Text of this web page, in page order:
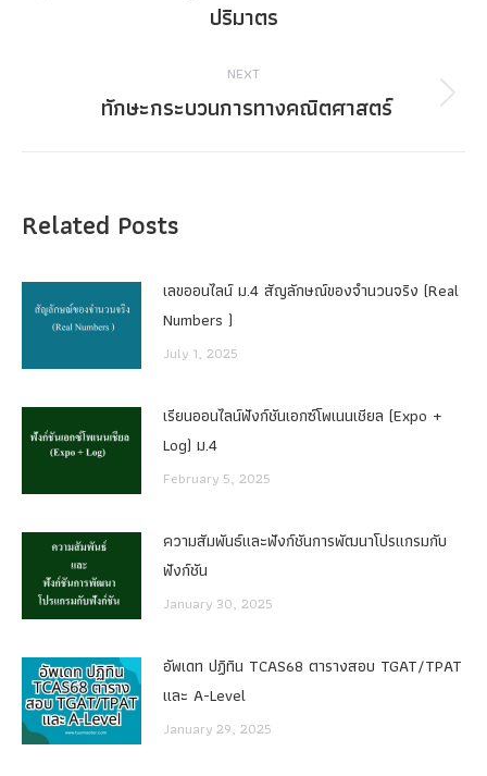
post:
ปริมาตร
NEXT
Next
ทักษะกระบวนการทางคณิตศาสตร์
Related Posts
เลขออนไลน์ ม.4 สัญลักษณ์ของจำนวนจริง (Real
Numbers )
July 1, 2025
เรียนออนไลน์ฟังก์ชันเอกซ์โพเนนเชียล (Expo +
Log) ม.4
February 5, 2025
ความสัมพันธ์และฟังก์ชันการพัฒนาโปรแกรมกับ
ฟังก์ชัน
January 30, 2025
อัพเดท ปฏิทิน TCAS68 ตารางสอบ TGAT/TPAT
และ A-Level
January 29, 2025